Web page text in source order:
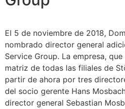
El 5 de noviembre de 2018,
nombrado director general
Service Group. La empresa,
matriz de todas las filiales de
partir de ahora por tres
del socio gerente Hans
director general Sebastian